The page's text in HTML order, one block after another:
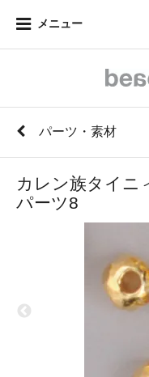
メニュー
パーツ・素材
カレン族タイニ
パーツ8